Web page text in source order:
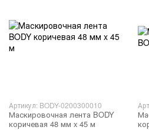
Артикул: BODY-0200300010
Маскировочная лента BODY
коричевая 48 мм x 45 м